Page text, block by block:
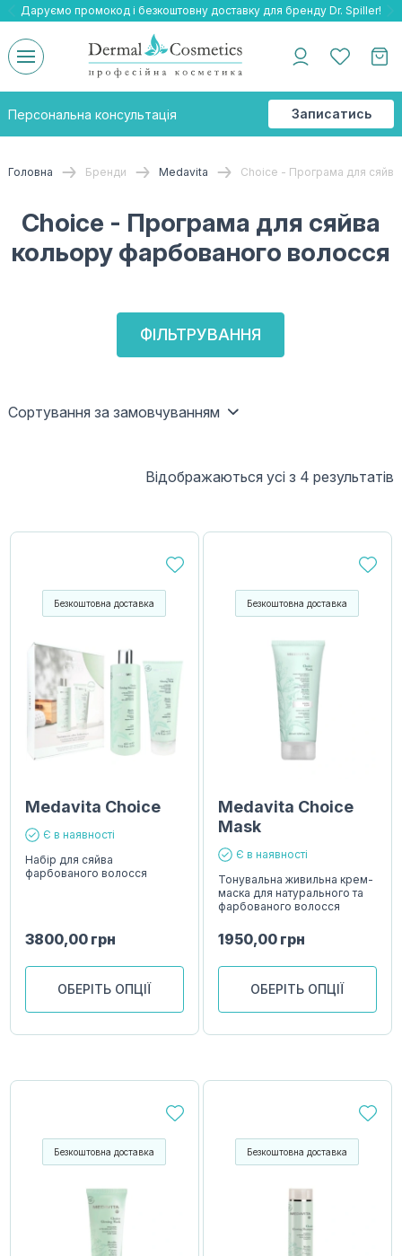
Даруємо безкоштовну доставку та подарнки до бренду Braderm!
-25% на весь бренд HOLY LAND!
Даруємо промокод і безкоштовну доставку для бренду Dr. Spiller!
Персональна консультація
Записатись
на
Головна Бренди Medavita Choice - Програма для
Choice - Програма для сяйва
кольору фарбованого волосся
ФІЛЬТРУВАННЯ
Сортування за замовчуванням
Відображаються усі з 4 результатів
Безкоштовна доставка
Medavita Choice
Є в наявності
Набір для сяйва
фарбованого волосся
3800,00 грн
ОБЕРІТЬ ОПЦІЇ
Безкоштовна доставка
Medavita Choice
Mask
Є в наявності
Тонувальна живильна крем-
маска для натурального та
фарбованого волосся
1950,00 грн
ОБЕРІТЬ ОПЦІЇ
Безкоштовна доставка Безкоштовна доставка